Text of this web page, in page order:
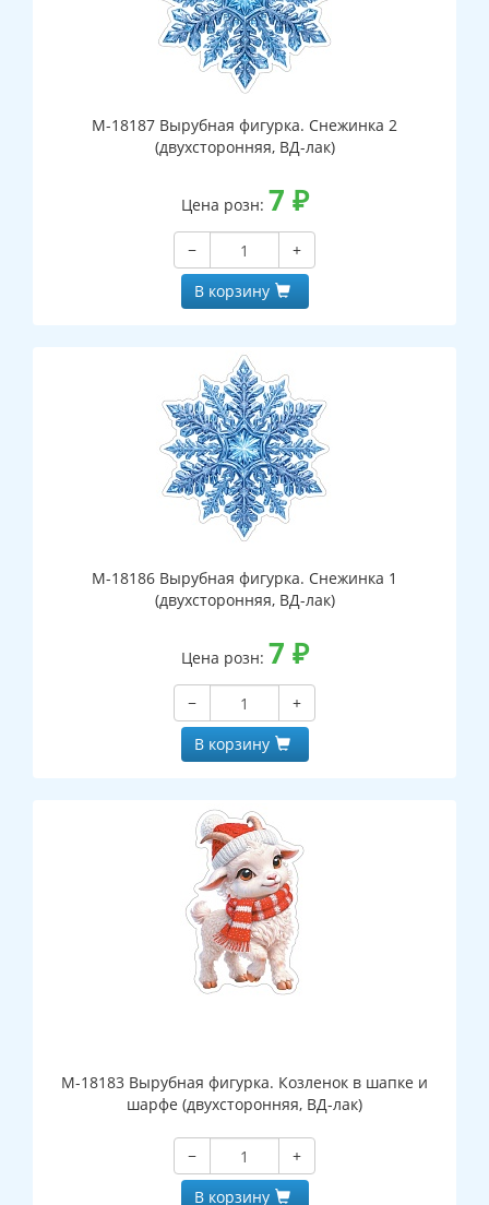
М-18187 Вырубная фигурка. Снежинка 2
(двухсторонняя, ВД-лак)
Цена розн: 7 ₽
−
+
В корзину
М-18186 Вырубная фигурка. Снежинка 1
(двухсторонняя, ВД-лак)
Цена розн: 7 ₽
−
+
В корзину
М-18183 Вырубная фигурка. Козленок в шапке и
шарфе (двухсторонняя, ВД-лак)
−
+
В корзину